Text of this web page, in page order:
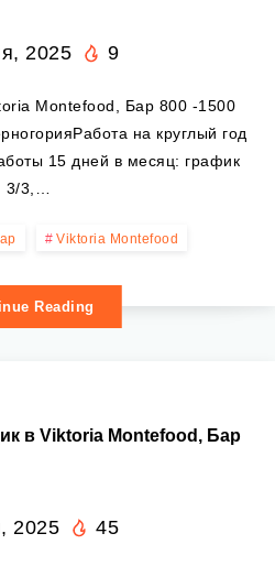
2025 9
Montefood, Бар 800 -1500
на круглый год
15 дней в месяц: график
3/3,…
Viktoria Montefood
Reading
в Viktoria Montefood, Бар
2025 45